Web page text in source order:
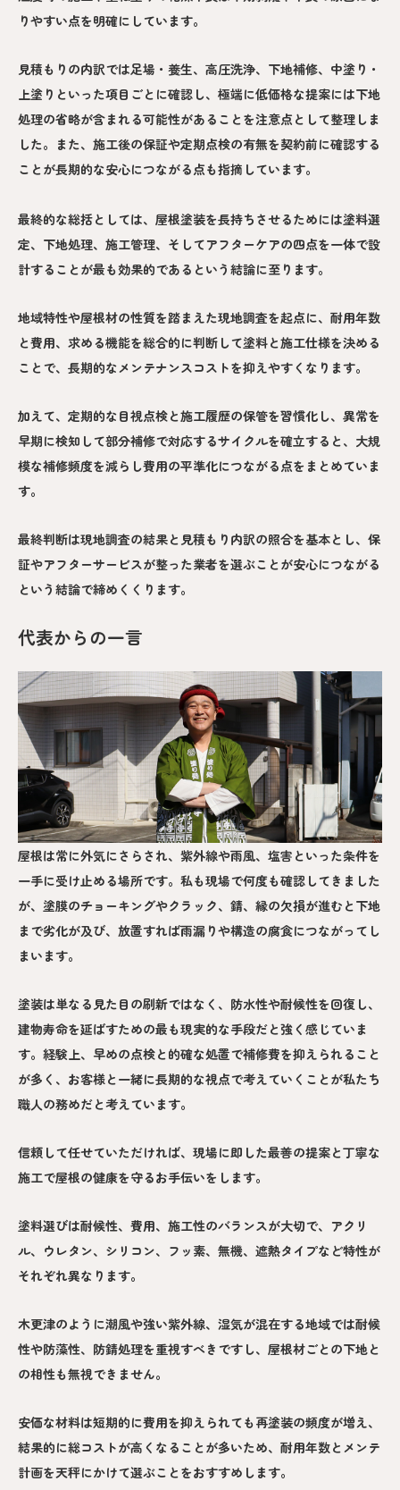
りやすい点を明確にしています。
見積もりの内訳では足場・養生、高圧洗浄、下地補修、中塗り・
上塗りといった項目ごとに確認し、極端に低価格な提案には下地
処理の省略が含まれる可能性があることを注意点として整理しま
した。また、施工後の保証や定期点検の有無を契約前に確認する
ことが長期的な安心につながる点も指摘しています。
最終的な総括としては、屋根塗装を長持ちさせるためには塗料選
定、下地処理、施工管理、そしてアフターケアの四点を一体で設
計することが最も効果的であるという結論に至ります。
地域特性や屋根材の性質を踏まえた現地調査を起点に、耐用年数
と費用、求める機能を総合的に判断して塗料と施工仕様を決める
ことで、長期的なメンテナンスコストを抑えやすくなります。
加えて、定期的な目視点検と施工履歴の保管を習慣化し、異常を
早期に検知して部分補修で対応するサイクルを確立すると、大規
模な補修頻度を減らし費用の平準化につながる点をまとめていま
す。
最終判断は現地調査の結果と見積もり内訳の照合を基本とし、保
証やアフターサービスが整った業者を選ぶことが安心につながる
という結論で締めくくります。
代表からの一言
屋根は常に外気にさらされ、紫外線や雨風、塩害といった条件を
一手に受け止める場所です。私も現場で何度も確認してきました
が、塗膜のチョーキングやクラック、錆、縁の欠損が進むと下地
まで劣化が及び、放置すれば雨漏りや構造の腐食につながってし
まいます。
塗装は単なる見た目の刷新ではなく、防水性や耐候性を回復し、
建物寿命を延ばすための最も現実的な手段だと強く感じていま
す。経験上、早めの点検と的確な処置で補修費を抑えられること
が多く、お客様と一緒に長期的な視点で考えていくことが私たち
職人の務めだと考えています。
信頼して任せていただければ、現場に即した最善の提案と丁寧な
施工で屋根の健康を守るお手伝いをします。
塗料選びは耐候性、費用、施工性のバランスが大切で、アクリ
ル、ウレタン、シリコン、フッ素、無機、遮熱タイプなど特性が
それぞれ異なります。
木更津のように潮風や強い紫外線、湿気が混在する地域では耐候
性や防藻性、防錆処理を重視すべきですし、屋根材ごとの下地と
の相性も無視できません。
安価な材料は短期的に費用を抑えられても再塗装の頻度が増え、
結果的に総コストが高くなることが多いため、耐用年数とメンテ
計画を天秤にかけて選ぶことをおすすめします。